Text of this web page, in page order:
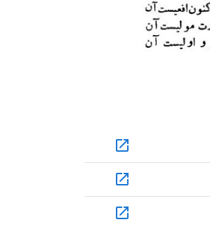
open_in_new
open_in_new
open_in_new